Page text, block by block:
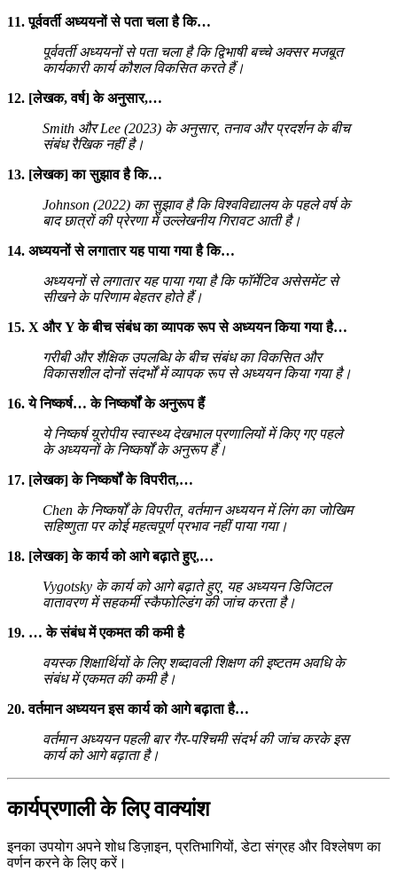
11. पूर्ववर्ती अध्ययनों से पता चला है कि…
पूर्ववर्ती अध्ययनों से पता चला है कि द्विभाषी बच्चे अक्सर मजबूत
कार्यकारी कार्य कौशल विकसित करते हैं।
12. [लेखक, वर्ष] के अनुसार,…
Smith और Lee (2023) के अनुसार, तनाव और प्रदर्शन के बीच
संबंध रैखिक नहीं है।
13. [लेखक] का सुझाव है कि…
Johnson (2022) का सुझाव है कि विश्वविद्यालय के पहले वर्ष के
बाद छात्रों की प्रेरणा में उल्लेखनीय गिरावट आती है।
14. अध्ययनों से लगातार यह पाया गया है कि…
अध्ययनों से लगातार यह पाया गया है कि फॉर्मेटिव असेसमेंट से
सीखने के परिणाम बेहतर होते हैं।
15. X और Y के बीच संबंध का व्यापक रूप से अध्ययन किया गया है…
गरीबी और शैक्षिक उपलब्धि के बीच संबंध का विकसित और
विकासशील दोनों संदर्भों में व्यापक रूप से अध्ययन किया गया है।
16. ये निष्कर्ष… के निष्कर्षों के अनुरूप हैं
ये निष्कर्ष यूरोपीय स्वास्थ्य देखभाल प्रणालियों में किए गए पहले
के अध्ययनों के निष्कर्षों के अनुरूप हैं।
17. [लेखक] के निष्कर्षों के विपरीत,…
Chen के निष्कर्षों के विपरीत, वर्तमान अध्ययन में लिंग का जोखिम
सहिष्णुता पर कोई महत्वपूर्ण प्रभाव नहीं पाया गया।
18. [लेखक] के कार्य को आगे बढ़ाते हुए,…
Vygotsky के कार्य को आगे बढ़ाते हुए, यह अध्ययन डिजिटल
वातावरण में सहकर्मी स्कैफोल्डिंग की जांच करता है।
19. … के संबंध में एकमत की कमी है
वयस्क शिक्षार्थियों के लिए शब्दावली शिक्षण की इष्टतम अवधि के
संबंध में एकमत की कमी है।
20. वर्तमान अध्ययन इस कार्य को आगे बढ़ाता है…
वर्तमान अध्ययन पहली बार गैर-पश्चिमी संदर्भ की जांच करके इस
कार्य को आगे बढ़ाता है।
कार्यप्रणाली के लिए वाक्यांश
इनका उपयोग अपने शोध डिज़ाइन, प्रतिभागियों, डेटा संग्रह और विश्लेषण का
वर्णन करने के लिए करें।